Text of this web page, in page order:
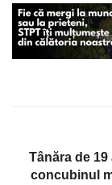
Tânăra de
concubinul